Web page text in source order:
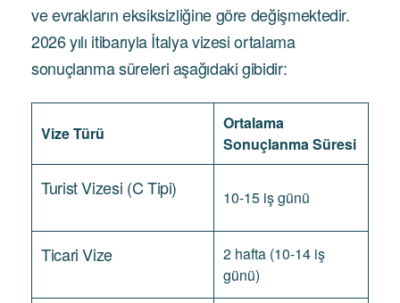
ve evrakların eksiksizliğine göre değişmektedir.
2026 yılı itibarıyla İtalya vizesi ortalama
sonuçlanma süreleri aşağıdaki gibidir:
Vize Türü
Ortalama
Sonuçlanma Süresi
Turist Vizesi (C Tipi) 10-15 iş günü
Ticari Vize
2 hafta (10-14 iş
günü)